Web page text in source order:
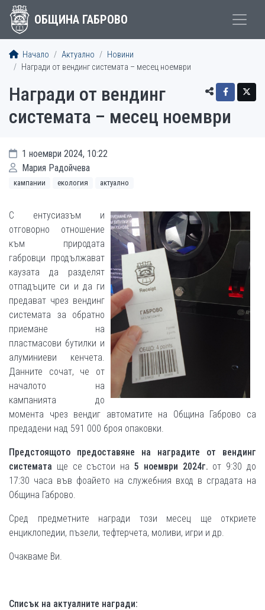
ОБЩИНА ГАБРОВО
Начало Актуално
Новини
Награди от вендинг системата – месец ноември
Награди от вендинг
системата – месец ноември
1 ноември 2024, 10:22
Мария Радойчева
кампании екология актуално
С ентусиазъм и
отговорно отношение
към природата
габровци продължават
каузата да разделят
отпадъците си и да ги
предават чрез вендинг
системата за обратно
приемане на
пластмасови бутилки и
алуминиеви кенчета.
Данните сочат, че от
началото на
кампанията до
момента чрез вендиг автоматите на Община Габрово са
предадени над 591 000 броя опаковки.
Предстоящото предоставяне на наградите от вендинг
системата ще се състои на 5 ноември 2024г. от 9:30 до
17:30 часа във фоайето на служебния вход в сградата на
Община Габрово.
Сред предметните награди този месец ще откриете
енциклопедии, пъзели, тефтерчета, моливи, игри и др.
Очакваме Ви.
Списък на актуалните награди: